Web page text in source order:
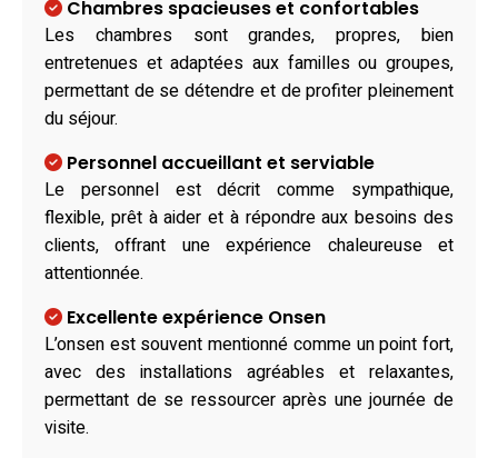
Chambres spacieuses et confortables
Les chambres sont grandes, propres, bien
entretenues et adaptées aux familles ou groupes,
permettant de se détendre et de profiter pleinement
du séjour.
Personnel accueillant et serviable
Le personnel est décrit comme sympathique,
flexible, prêt à aider et à répondre aux besoins des
clients, offrant une expérience chaleureuse et
attentionnée.
Excellente expérience Onsen
L’onsen est souvent mentionné comme un point fort,
avec des installations agréables et relaxantes,
permettant de se ressourcer après une journée de
visite.